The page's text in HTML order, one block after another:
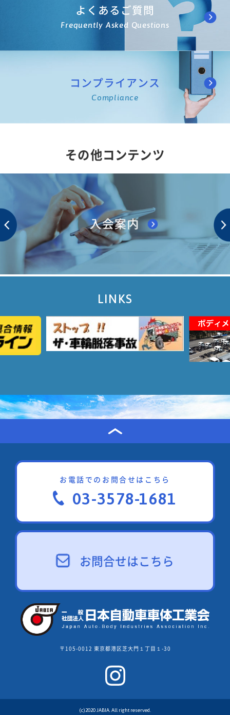
よくあるご質問
Frequently Asked Questions
コンプライアンス
Compliance
その他コンテンツ
LINKS
お電話でのお問合せはこちら
03-3578-1681
お問合せはこちら
〒105-0012 東京都港区芝大門１丁目１-30
(c)2020 JABIA. All right reserved.